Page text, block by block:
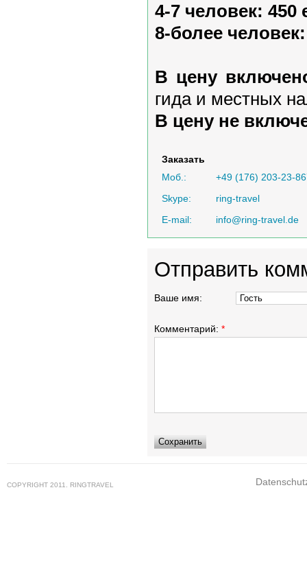
4-7 человек: 450
8-более
В цену
гида и местных
В цену не
Заказать
Моб.:
+49 (176) 203-23-
Skype:
ring-travel
E-mail:
info@ring-travel.de
Отправить
Ваше имя:
Комментарий: *
COPYRIGHT 2011. RINGTRAVEL